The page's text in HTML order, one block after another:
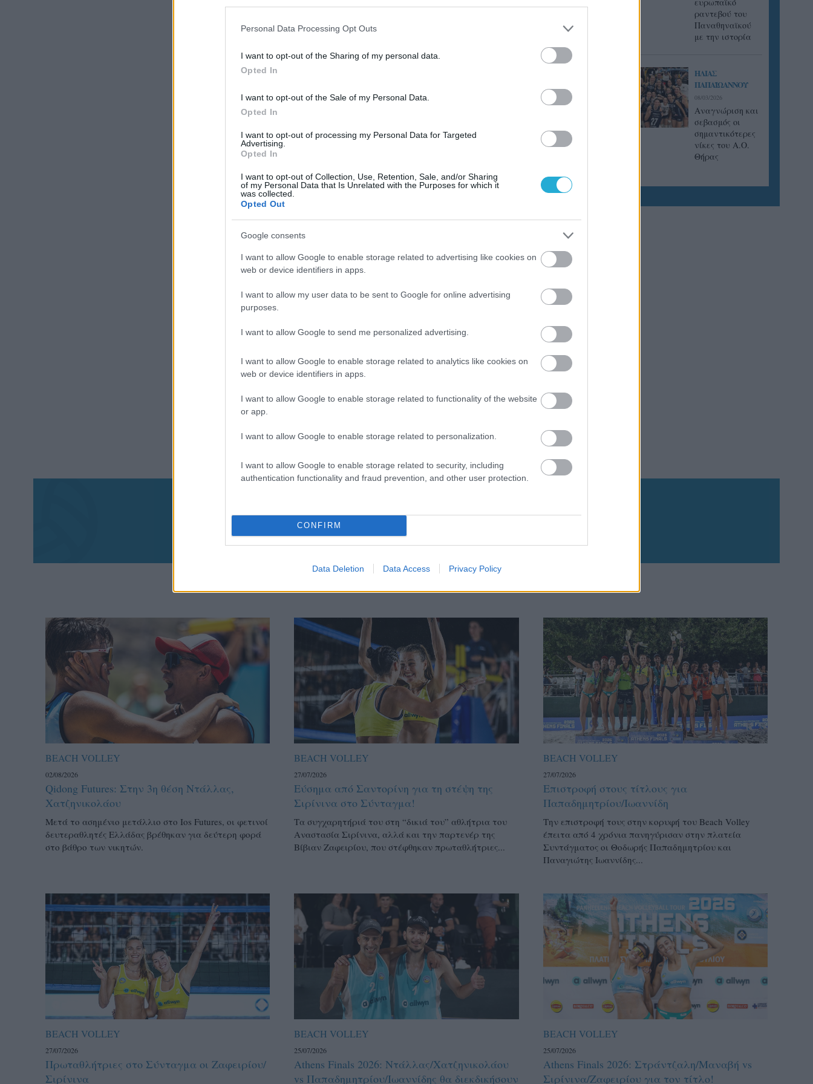
Personal Data Processing Opt Outs
I want to opt-out of the Sharing of my personal data.
Opted In
I want to opt-out of the Sale of my Personal Data.
Opted In
I want to opt-out of processing my Personal Data for Targeted
Advertising.
Opted In
I want to opt-out of Collection, Use, Retention, Sale, and/or Sharing
of my Personal Data that Is Unrelated with the Purposes for which it
was collected.
Opted Out
Google consents
I want to allow Google to enable storage related to advertising like cookies on
web or device identifiers in apps.
I want to allow my user data to be sent to Google for online advertising
purposes.
I want to allow Google to send me personalized advertising.
I want to allow Google to enable storage related to analytics like cookies on
web or device identifiers in apps.
I want to allow Google to enable storage related to functionality of the website
or app.
I want to allow Google to enable storage related to personalization.
I want to allow Google to enable storage related to security, including
authentication functionality and fraud prevention, and other user protection.
CONFIRM
Data Deletion Data Access Privacy Policy
ραντεβού του
Παναθηναϊκού
με την ιστορία
ΗΛΙΑΣ
ΠΑΠΑΪΩΑΝΝΟΥ
08/03/2026
Αναγνώριση και
σεβασμός οι
σημαντικότερες
νίκες του Α.Ο.
Θήρας
παντού…
BEACH VOLLEY
02/08/2026
Qidong Futures: Στην 3η θέση Ντάλλας,
Χατζηνικολάου
Μετά το ασημένιο μετάλλιο στο Ios Futures, οι φετινοί
δευτεραθλητές Ελλάδας βρέθηκαν για δεύτερη φορά
στο βάθρο των νικητών.
BEACH VOLLEY
27/07/2026
Εύσημα από Σαντορίνη για τη στέψη της
Σιρίνινα στο Σύνταγμα!
Τα συγχαρητήριά του στη “δικιά του” αθλήτρια του
Αναστασία Σιρίνινα, αλλά και την παρτενέρ της
Βίβιαν Ζαφειρίου, που στέφθηκαν πρωταθλήτριες...
BEACH VOLLEY
27/07/2026
Επιστροφή στους τίτλους για
Παπαδημητρίου/Ιωαννίδη
Την επιστροφή τους στην κορυφή του Beach Volley
έπειτα από 4 χρόνια πανηγύρισαν στην πλατεία
Συντάγματος οι Θοδωρής Παπαδημητρίου και
Παναγιώτης Ιωαννίδης...
BEACH VOLLEY
27/07/2026
Πρωταθλήτριες στο Σύνταγμα οι Ζαφειρίου/
Σιρίνινα
BEACH VOLLEY
25/07/2026
Athens Finals 2026: Ντάλλας/Χατζηνικολάου
vs Παπαδημητρίου/Ιωαννίδης θα διεκδικήσουν
BEACH VOLLEY
25/07/2026
Athens Finals 2026: Στράντζαλη/Μαναβή vs
Σιρίνινα/Ζαφειρίου για τον τίτλο!